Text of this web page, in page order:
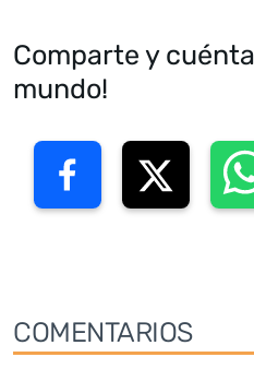
Comparte y
mundo!
COMENTARIOS